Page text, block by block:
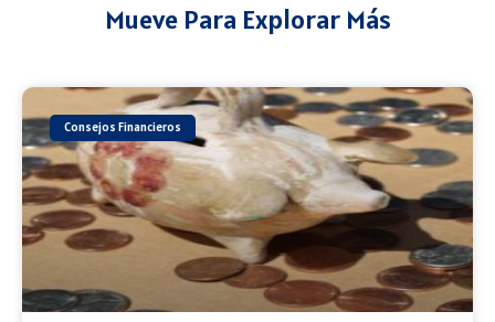
Mueve Para Explorar Más
Consejos Financieros